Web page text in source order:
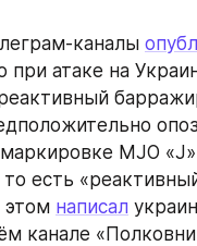
каналы
при атаке на
то есть
этом написал
канале